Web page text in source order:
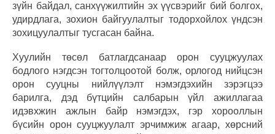
зүйн байдал, санхүүжилтийн эх үүсвэрийг бий болгох,
удирдлага, зохион байгуулалтыг тодорхойлох үндсэн
зохицуулалтыг тусгасан байна.
Хуулийн төсөл батлагдсанаар орон сууцжуулах
бодлого нэгдсэн тогтолцоотой болж, орлогод нийцсэн
орон сууцны нийлүүлэлт нэмэгдэхийн зэрэгцээ
барилга, дэд бүтцийн салбарын үйл ажиллагаа
идэвхжин ажлын байр нэмэгдэх, гэр хорооллын
бүсийн орон сууцжуулалт эрчимжиж агаар, хөрсний